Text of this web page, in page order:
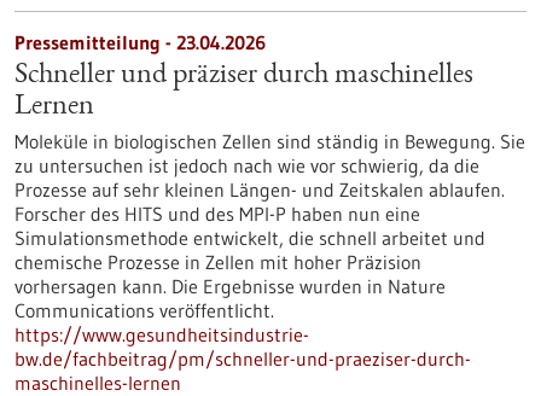
Pressemitteilung - 23.04.2026
Schneller und präziser durch maschinelles
Lernen
Moleküle in biologischen Zellen sind ständig in Bewegung. Sie
zu untersuchen ist jedoch nach wie vor schwierig, da die
Prozesse auf sehr kleinen Längen- und Zeitskalen ablaufen.
Forscher des HITS und des MPI-P haben nun eine
Simulationsmethode entwickelt, die schnell arbeitet und
chemische Prozesse in Zellen mit hoher Präzision
vorhersagen kann. Die Ergebnisse wurden in Nature
Communications veröffentlicht.
https://www.gesundheitsindustrie-
bw.de/fachbeitrag/pm/schneller-und-praeziser-durch-
maschinelles-lernen